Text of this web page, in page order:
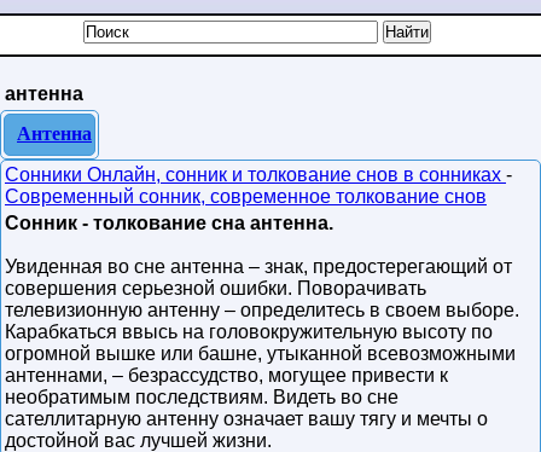
антенна
Антенна
Сонники Онлайн, сонник и толкование снов в сонниках -
Современный сонник, современное толкование снов
Сонник - толкование сна антенна.
Увиденная во сне антенна – знак, предостерегающий от
совершения серьезной ошибки. Поворачивать
телевизионную антенну – определитесь в своем выборе.
Карабкаться ввысь на головокружительную высоту по
огромной вышке или башне, утыканной всевозможными
антеннами, – безрассудство, могущее привести к
необратимым последствиям. Видеть во сне
сателлитарную антенну означает вашу тягу и мечты о
достойной вас лучшей жизни.